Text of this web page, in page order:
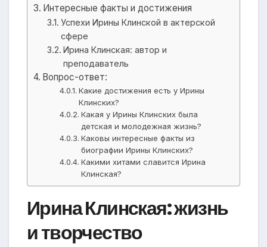
Интересные факты и достижения
Успехи Ирины Клинской в актерской
сфере
Ирина Клинская: автор и
преподаватель
Вопрос-ответ:
Какие достижения есть у Ирины
Клинских?
Какая у Ирины Клинских была
детская и молодежная жизнь?
Каковы интересные факты из
биографии Ирины Клинских?
Какими хитами славится Ирина
Клинская?
Ирина Клинская: жизнь
и творчество